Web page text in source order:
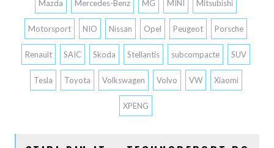
Mazda Mercedes-Benz MG MINI Mitsubishi
Motorsport NIO Nissan Opel Peugeot Porsche
Renault SAIC Skoda Stellantis subcompacte SUV
Tesla Toyota Volkswagen Volvo VW Xiaomi
XPENG